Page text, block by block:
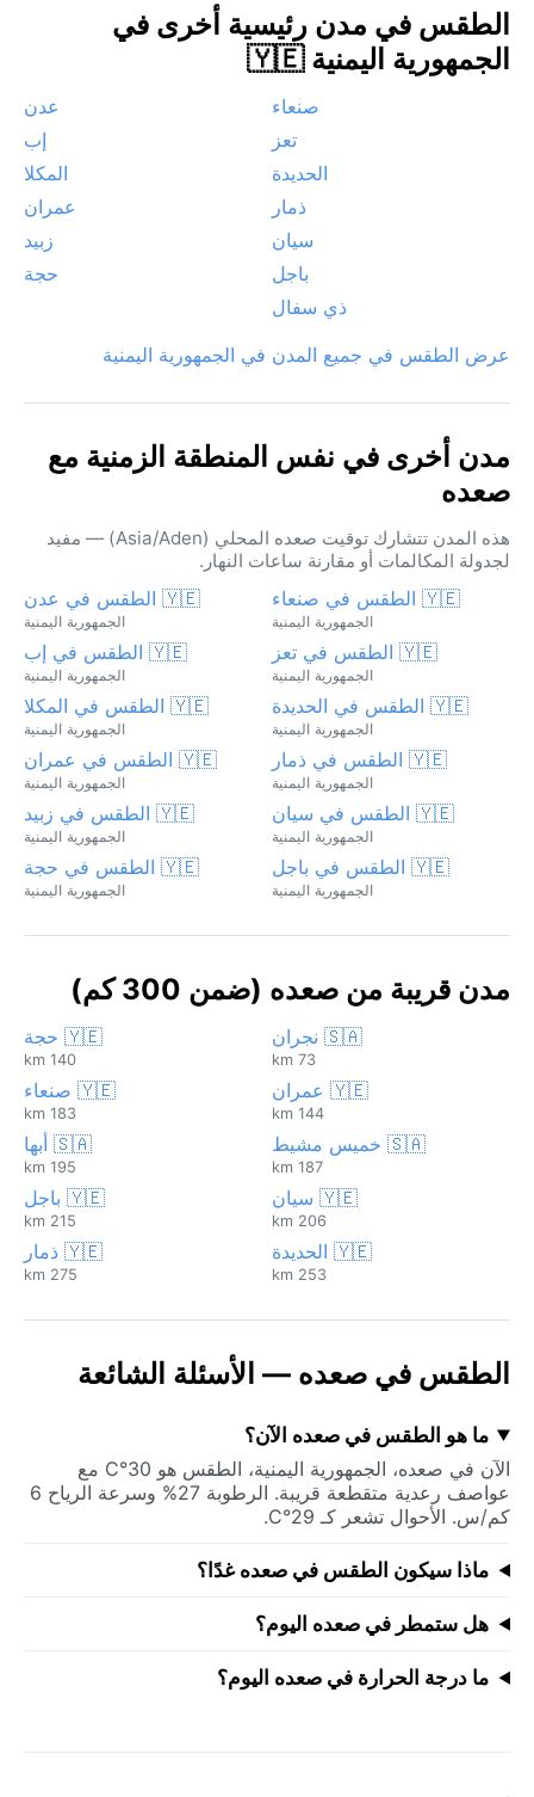
الطقس في مدن رئيسية أخرى في
الجمهورية اليمنية 🇾🇪
صنعاء
عدن
تعز
إب
الحديدة
المكلا
ذمار
عمران
سيان
زبيد
باجل
حجة
ذي سفال
عرض الطقس في جميع المدن في الجمهورية اليمنية
مدن أخرى في نفس المنطقة الزمنية مع
صعده
هذه المدن تتشارك توقيت صعده المحلي (Asia/Aden) — مفيد
لجدولة المكالمات أو مقارنة ساعات النهار.
🇾🇪 الطقس في صنعاء
الجمهورية اليمنية
🇾🇪 الطقس في عدن
الجمهورية اليمنية
🇾🇪 الطقس في تعز
الجمهورية اليمنية
🇾🇪 الطقس في إب
الجمهورية اليمنية
🇾🇪 الطقس في الحديدة
الجمهورية اليمنية
🇾🇪 الطقس في المكلا
الجمهورية اليمنية
🇾🇪 الطقس في ذمار
الجمهورية اليمنية
🇾🇪 الطقس في عمران
الجمهورية اليمنية
🇾🇪 الطقس في سيان
الجمهورية اليمنية
🇾🇪 الطقس في زبيد
الجمهورية اليمنية
🇾🇪 الطقس في باجل
الجمهورية اليمنية
🇾🇪 الطقس في حجة
الجمهورية اليمنية
مدن قريبة من صعده (ضمن 300 كم)
🇸🇦 نجران
73 km
🇾🇪 حجة
140 km
🇾🇪 عمران
144 km
🇾🇪 صنعاء
183 km
🇸🇦 خميس مشيط
187 km
🇸🇦 أبها
195 km
🇾🇪 سيان
206 km
🇾🇪 باجل
215 km
🇾🇪 الحديدة
253 km
🇾🇪 ذمار
275 km
الطقس في صعده — الأسئلة الشائعة
ما هو الطقس في صعده الآن؟
الآن في صعده، الجمهورية اليمنية، الطقس هو 30°C مع
عواصف رعدية متقطعة قريبة. الرطوبة 27% وسرعة الرياح 6
كم/س. الأحوال تشعر كـ 29°C.
ماذا سيكون الطقس في صعده غدًا؟
هل ستمطر في صعده اليوم؟
ما درجة الحرارة في صعده اليوم؟